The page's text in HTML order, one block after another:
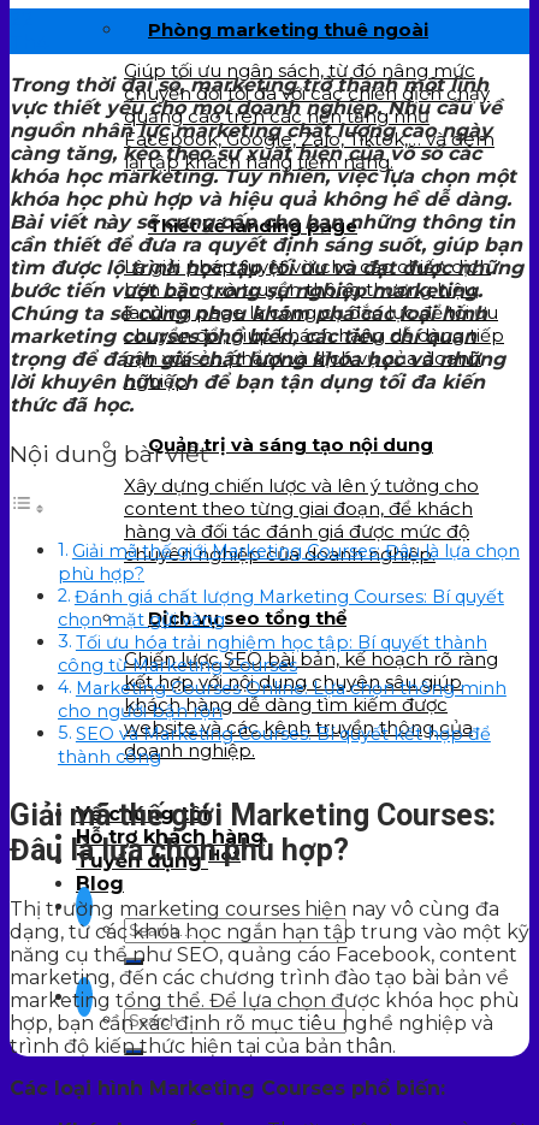
Phòng marketing thuê ngoài
Giúp tối ưu ngân sách, từ đó nâng mức
chuyển đổi tối đa với các chiến dịch chạy
quảng cáo trên các nền tảng như
Facebook, Google, Zalo, Tiktok,… và đem
lại tập khách hàng tiềm năng.
Thiết kế landing page
Là giải pháp tuyệt vời cho các chiến dịch
bán hàng và truyền thông thương hiệu,
landing page là công cụ đắc lực để tối ưu
chuyển đổi, giúp khách hàng dễ dàng tiếp
cận với sản phẩm và dịch vụ của doanh
nghiệp
Quản trị và sáng tạo nội dung
Xây dựng chiến lược và lên ý tưởng cho
content theo từng giai đoạn, để khách
hàng và đối tác đánh giá được mức độ
chuyên nghiệp của doanh nghiệp.
Dịch vụ seo tổng thể
Chiến lược SEO bài bản, kế hoạch rõ ràng
kết hợp với nội dung chuyên sâu giúp
khách hàng dễ dàng tìm kiếm được
website và các kênh truyền thông của
doanh nghiệp.
Về chúng tôi
Hỗ trợ khách hàng
Tuyển dụngHot
Blog
Trong thời đại số, marketing trở thành một lĩnh
vực thiết yếu cho mọi doanh nghiệp. Nhu cầu về
nguồn nhân lực marketing chất lượng cao ngày
càng tăng, kéo theo sự xuất hiện của vô số các
khóa học marketing. Tuy nhiên, việc lựa chọn một
khóa học phù hợp và hiệu quả không hề dễ dàng.
Bài viết này sẽ cung cấp cho bạn những thông tin
cần thiết để đưa ra quyết định sáng suốt, giúp bạn
tìm được lộ trình học tập tối ưu và đạt được những
bước tiến vượt bậc trong sự nghiệp marketing.
Chúng ta sẽ cùng nhau khám phá các loại hình
marketing courses phổ biến, các tiêu chí quan
trọng để đánh giá chất lượng khóa học và những
lời khuyên hữu ích để bạn tận dụng tối đa kiến
thức đã học.
Nội dung bài viết
Giải mã thế giới Marketing Courses: Đâu là lựa chọn
phù hợp?
Đánh giá chất lượng Marketing Courses: Bí quyết
chọn mặt gửi vàng
Tối ưu hóa trải nghiệm học tập: Bí quyết thành
công từ Marketing Courses
Marketing Courses Online: Lựa chọn thông minh
cho người bận rộn
SEO và Marketing Courses: Bí quyết kết hợp để
thành công
Giải mã thế giới Marketing Courses:
Đâu là lựa chọn phù hợp?
Thị trường marketing courses hiện nay vô cùng đa
dạng, từ các khóa học ngắn hạn tập trung vào một kỹ
năng cụ thể như SEO, quảng cáo Facebook, content
marketing, đến các chương trình đào tạo bài bản về
marketing tổng thể. Để lựa chọn được khóa học phù
hợp, bạn cần xác định rõ mục tiêu nghề nghiệp và
trình độ kiến thức hiện tại của bản thân.
Các loại hình Marketing Courses phổ biến: